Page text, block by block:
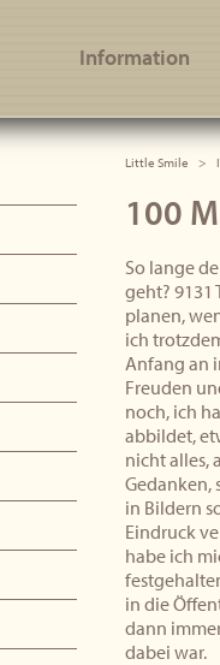
Information
Little Smile
100
So lange
geht? 9131
planen,
ich
Anfang an
Freuden
noch, ich
abbildet,
nicht alles,
Gedanken,
in Bildern
Eindruck
habe ich
in die
dann
dabei war.